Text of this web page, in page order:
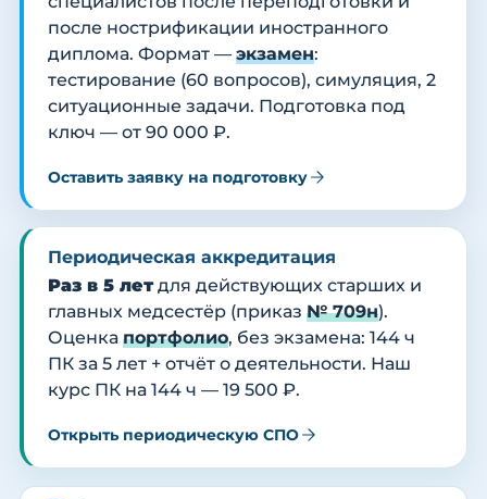
после нострификации иностранного
диплома. Формат — экзамен:
тестирование (60 вопросов), симуляция, 2
ситуационные задачи. Подготовка под
ключ — от 90 000 ₽.
Оставить заявку на подготовку
Периодическая аккредитация
Раз в 5 летдля действующих старших и
главных медсестёр (приказ № 709н).
Оценка портфолио, без экзамена: 144 ч
ПК за 5 лет + отчёт о деятельности. Наш
курс ПК на 144 ч — 19 500 ₽.
Открыть периодическую СПО